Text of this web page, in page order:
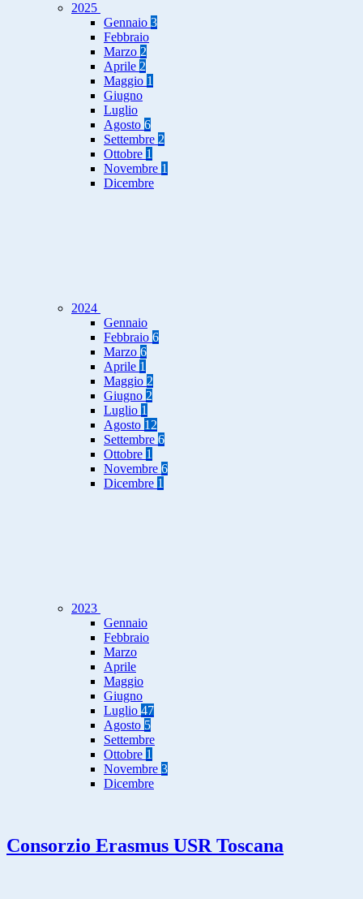
2025
Gennaio 3
Febbraio
Marzo 2
Aprile 2
Maggio 1
Giugno
Luglio
Agosto 6
Settembre 2
Ottobre 1
Novembre 1
Dicembre
2024
Gennaio
Febbraio 6
Marzo 6
Aprile 1
Maggio 2
Giugno 2
Luglio 1
Agosto 12
Settembre 6
Ottobre 1
Novembre 6
Dicembre 1
2023
Gennaio
Febbraio
Marzo
Aprile
Maggio
Giugno
Luglio 47
Agosto 5
Settembre
Ottobre 1
Novembre 3
Dicembre
Consorzio Erasmus USR Toscana